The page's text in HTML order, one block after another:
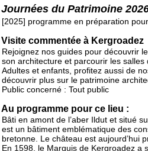
Journées du Patrimoine
[2025] programme en préparation
Visite commentée à Kergroadez
Rejoignez nos guides pour découvrir
son architecture et parcourir les salles
Adultes et enfants, profitez aussi de
découvrir plus sur le patrimoine
Public concerné : Tout public
Au programme pour ce lieu :
Bâti en amont de l’aber Ildut et situé
est un bâtiment emblématique des
bretonne. Le château est aujourd’hui
En 1598, le Marquis de Kergroadez a